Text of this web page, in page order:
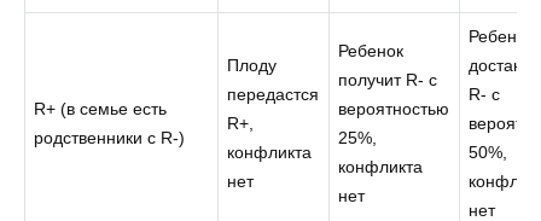
R+ (в семье есть
родственники с R-)
Плоду
передастся
R+,
конфликта
нет
Ребенок
получит R- с
вероятностью
25%,
конфликта
нет
Ребенку
R- с
50%,
нет